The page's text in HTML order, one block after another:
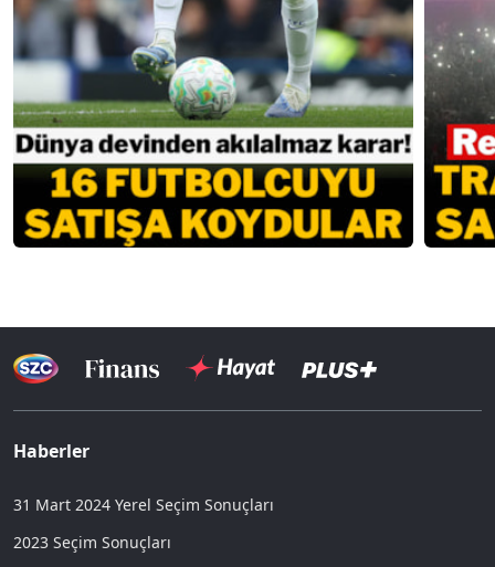
Haberler
31 Mart 2024 Yerel Seçim Sonuçları
2023 Seçim Sonuçları